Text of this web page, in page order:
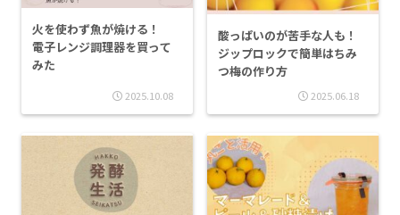
火を使わず魚が焼ける！
電子レンジ調理器を買って
みた
2025.10.08
酸っぱいのが苦手な人も！
ジップロックで簡単はちみ
つ梅の作り方
2025.06.18